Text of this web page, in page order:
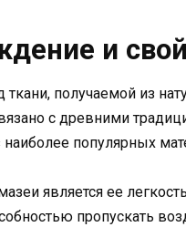
и
получаемой из
с древними
наиболее популярных
является ее
пропускать